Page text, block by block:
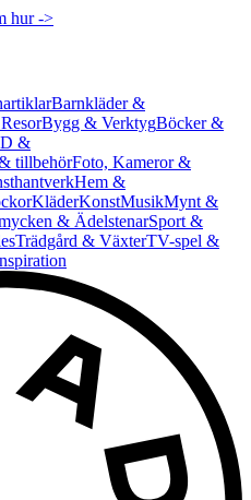
hur ->
Barnkläder &
Bygg & VerktygBöcker &
&
tillbehörFoto, Kameror &
Hem &
KläderKonstMusikMynt &
& ÄdelstenarSport &
Trädgård & VäxterTV-spel &